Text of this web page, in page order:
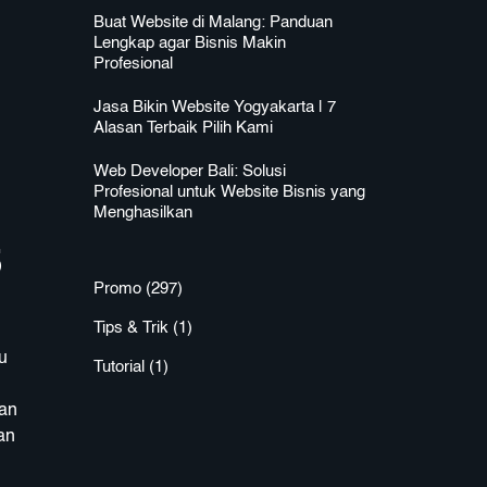
Buat Website di Malang: Panduan
Lengkap agar Bisnis Makin
Profesional
Jasa Bikin Website Yogyakarta | 7
Alasan Terbaik Pilih Kami
Web Developer Bali: Solusi
Profesional untuk Website Bisnis yang
Menghasilkan
Promo (297)
Tips & Trik (1)
Tutorial (1)